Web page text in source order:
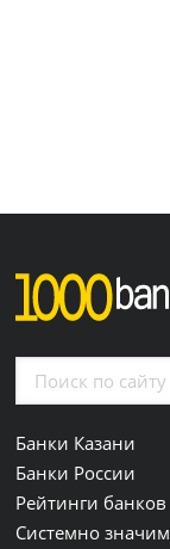
Банки Казани
Банки России
Рейтинги банков
Системно